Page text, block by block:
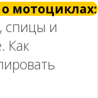
мотоциклах:
спицы и
Как